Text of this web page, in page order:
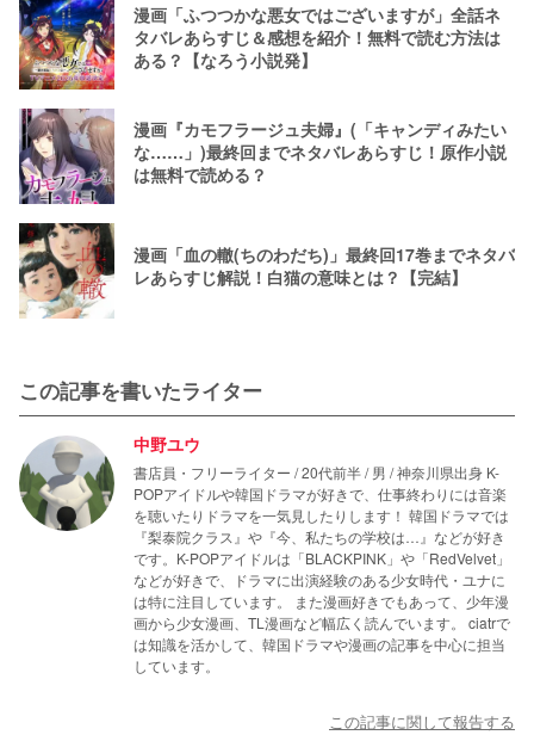
漫画「ふつつかな悪女ではございますが」全話ネ
タバレあらすじ＆感想を紹介！無料で読む方法は
ある？【なろう小説発】
漫画『カモフラージュ夫婦』(「キャンディみたい
な……」)最終回までネタバレあらすじ！原作小説
は無料で読める？
漫画「血の轍(ちのわだち)」最終回17巻までネタバ
レあらすじ解説！白猫の意味とは？【完結】
この記事を書いたライター
中野ユウ
書店員・フリーライター / 20代前半 / 男 / 神奈川県出身 K-
POPアイドルや韓国ドラマが好きで、仕事終わりには音楽
を聴いたりドラマを一気見したりします！ 韓国ドラマでは
『梨泰院クラス』や『今、私たちの学校は…』などが好き
です。K-POPアイドルは「BLACKPINK」や「RedVelvet」
などが好きで、ドラマに出演経験のある少女時代・ユナに
は特に注目しています。 また漫画好きでもあって、少年漫
画から少女漫画、TL漫画など幅広く読んでいます。 ciatrで
は知識を活かして、韓国ドラマや漫画の記事を中心に担当
しています。
この記事に関して報告する